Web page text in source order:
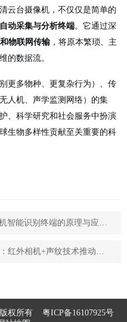
云台摄像机，不仅仅是简单的
动采集与分析终端。它通过深
物联网传输 ，将原本繁琐、主
的数据流。
更多物种、更复杂行为）、传
人机、声学监测网络）的集
、科学研究和社会服务中扮演
生物多样性贡献至关重要的科
版权所有 粤ICP备16107925号